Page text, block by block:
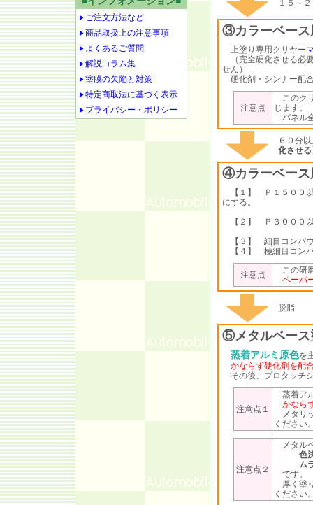
ご注文方法など
商品取扱上の注意事項
よくあるご質問
解説コラム集
塗膜の欠陥と対策
特定商取法に基づく表示
プライバシー・ポリシー
１５～
③カラーベース
上塗り専用クリヤー
（完全硬化させる必
せん）
硬化剤・シンナー配
注意点
このク
じます。
パネル
６０分
化させる
④カラーベース
【１】 Ｐ１５００以
にする。
【２】 Ｐ３０００以
【３】 細目コンパウ
【４】 極細目コンパ
注意点
この研
ペーパ
脱脂
⑤メタルベース
蒸着アルミ原色を
かならず硬化剤を配
その後、プロタッチ
注意点１
蒸着ア
かなら
メタリ
ください
注意点２
メタル
色
ム
です。
厚く塗
ください